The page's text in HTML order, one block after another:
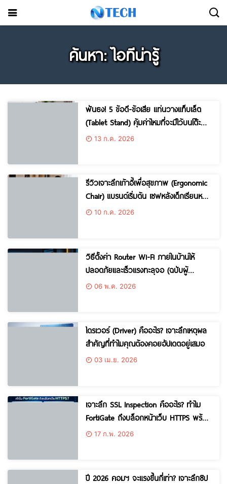
ค้นหา: ไอทีน่ารู้
ฟันธง! 5 ข้อดี-ข้อเสีย แท่นวางแท็บเล็ต
(Tablet Stand) คุ้มค่าไหมที่จะมีไว้บนโต๊ะ
อ่านหนังสือ?
13 ก.ค. 2026
รีวิวเจาะลึกเก้าอี้เพื่อสุขภาพ (Ergonomic
Chair) แบรนด์เริ่มต้น เซฟหลังเด็กเรียนหนัก
ในราคาจับต้องได้
10 ก.ค. 2026
วิธีตั้งค่า Router Wi-Fi ภายในบ้านให้
ปลอดภัยและเร็วแรงทะลุจอ (ฉบับผู้
เชี่ยวชาญ)
06 พ.ค. 2026
ไดรเวอร์ (Driver) คืออะไร? เจาะลึกเหตุผล
สำคัญที่ทำไมคุณต้องคอยอัปเดตอยู่เสมอ
03 เม.ย. 2026
เจาะลึก SSL Inspection คืออะไร? ทำไม
FortiGate ถึงบล็อกหน้าเว็บ HTTPS พร้อม
วิธีตั้งค่าให้ปลอดภัย
17 ก.พ. 2026
ปี 2026 คอมฯ จะแรงขึ้นกี่เท่า? เจาะลึกชิป